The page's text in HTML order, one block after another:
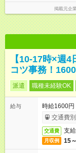
掲載元企
【10-17時×週
コツ事務！
派遣 職種未経験OK
給与
時給1600
交通費
交通費 支
月収例 15